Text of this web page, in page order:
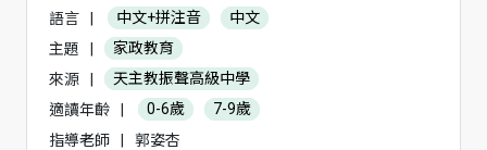
語言 | 中文+拼注音
中文
主題
|
家政教育
來源
|
天主教振聲高級中學
適讀年齡
| 0-6歲
7-9歲
指導老師
|
郭姿杏